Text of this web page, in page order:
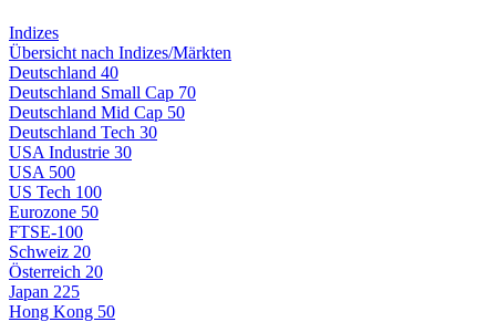
Indizes
Übersicht nach Indizes/Märkten
Deutschland 40
Deutschland Small Cap 70
Deutschland Mid Cap 50
Deutschland Tech 30
USA Industrie 30
USA 500
US Tech 100
Eurozone 50
FTSE-100
Schweiz 20
Österreich 20
Japan 225
Hong Kong 50